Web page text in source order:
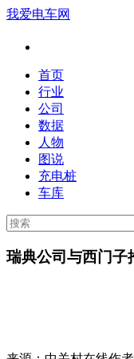
我爱电车网
首页
行业
公司
数据
人物
图说
充电桩
车库
瑞典公司与西门子